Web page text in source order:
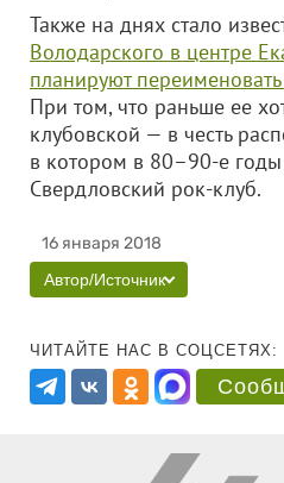
Также на днях стало
Володарского в центре
планируют
При том, что раньше ее
клубовской — в честь
в котором в 80–90-е годы
Свердловский рок-
16 января 2018
Автор/Источник
ЧИТАЙТЕ НАС В СОЦСЕТЯХ: